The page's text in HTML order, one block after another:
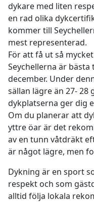
dykare med liten
en rad olika
kommer till
mest representerad.
För att få ut så
Seychellerna är
december. Under
sällan lägre än 27- 28
dykplatserna ger dig
Om du planerar att
yttre öar är det
av en tunn våtdräkt
är något lägre, men
Dykning är en sport
respekt och som
alltid följa lokala